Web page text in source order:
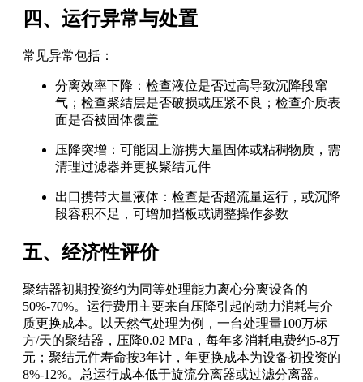
四、运行异常与处置
常见异常包括：
分离效率下降：检查液位是否过高导致沉降段窜
气；检查聚结层是否破损或压紧不良；检查介质表
面是否被固体覆盖
压降突增：可能因上游携大量固体或粘稠物质，需
清理过滤器并更换聚结元件
出口携带大量液体：检查是否超流量运行，或沉降
段容积不足，可增加挡板或调整操作参数
五、经济性评价
聚结器初期投资约为同等处理能力离心分离设备的
50%-70%。运行费用主要来自压降引起的动力消耗与介
质更换成本。以天然气处理为例，一台处理量100万标
方/天的聚结器，压降0.02 MPa，每年多消耗电费约5-8万
元；聚结元件寿命按3年计，年更换成本为设备初投资的
8%-12%。总运行成本低于旋流分离器或过滤分离器。